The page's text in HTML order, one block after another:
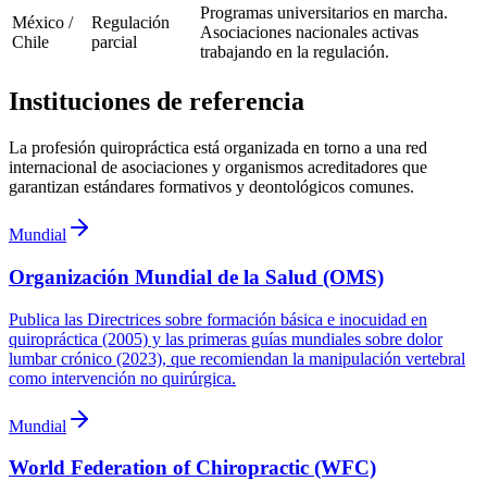
México /
Chile
Regulación
parcial
Programas universitarios en marcha.
Asociaciones nacionales activas
trabajando en la regulación.
Instituciones de referencia
La profesión quiropráctica está organizada en torno a una red
internacional de asociaciones y organismos acreditadores que
garantizan estándares formativos y deontológicos comunes.
Mundial
Organización Mundial de la Salud (OMS)
Publica las Directrices sobre formación básica e inocuidad en
quiropráctica (2005) y las primeras guías mundiales sobre dolor
lumbar crónico (2023), que recomiendan la manipulación vertebral
como intervención no quirúrgica.
Mundial
World Federation of Chiropractic (WFC)